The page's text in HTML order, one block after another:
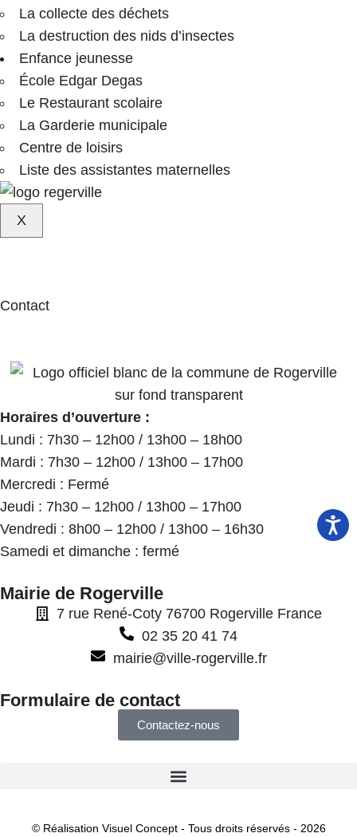
La collecte des déchets
La destruction des nids d’insectes
Enfance jeunesse
École Edgar Degas
Le Restaurant scolaire
La Garderie municipale
Centre de loisirs
Liste des assistantes maternelles
X
Contact
Horaires d’ouverture :
Lundi : 7h30 – 12h00 / 13h00 – 18h00
Mardi : 7h30 – 12h00 / 13h00 – 17h00
Mercredi : Fermé
Jeudi : 7h30 – 12h00 / 13h00 – 17h00
Vendredi : 8h00 – 12h00 / 13h00 – 16h30
Samedi et dimanche : fermé
Mairie de Rogerville
7 rue René-Coty 76700 Rogerville France
02 35 20 41 74
mairie@ville-rogerville.fr
Formulaire de contact
Contactez-nous
© Réalisation Visuel Concept - Tous droits réservés - 2026